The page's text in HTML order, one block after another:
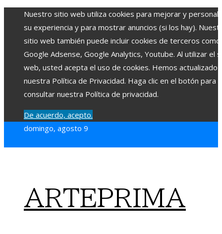
Nuestro sitio web utiliza cookies para mejorar y
su experiencia y para mostrar anuncios (si los hay).
sitio web también puede incluir cookies de terceros como
Google Adsense, Google Analytics, Youtube. Al utilizar el
web, usted acepta el uso de cookies. Hemos actualizado
nuestra Política de Privacidad. Haga clic en el botón para
consultar nuestra Política de privacidad.
De acuerdo, acepto.
domingo, agosto 9
ARTEPRIMA